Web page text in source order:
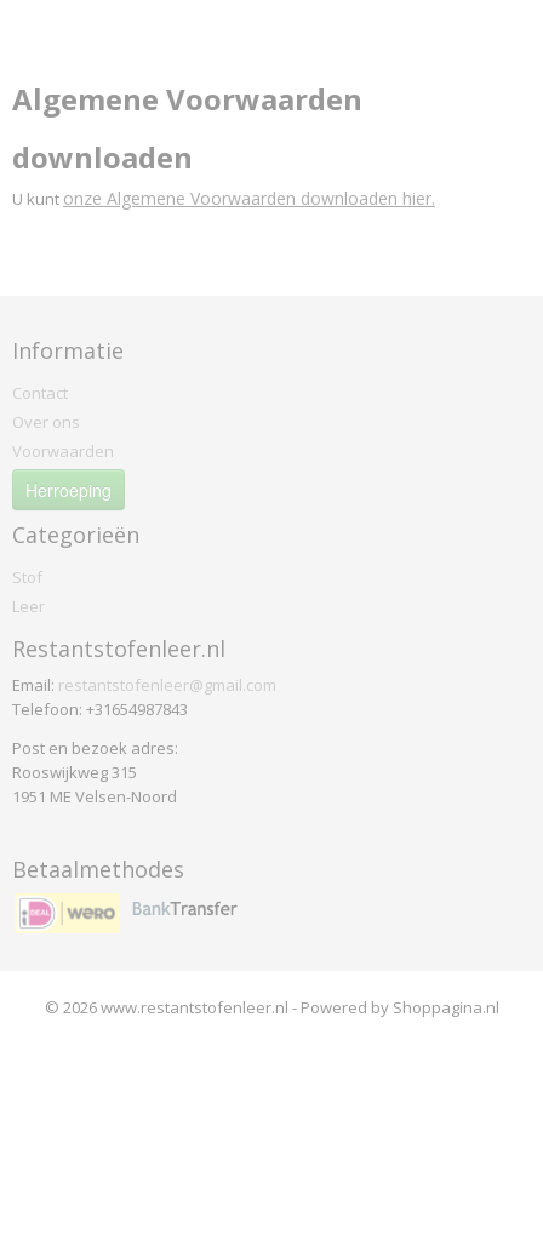
Algemene Voorwaarden
downloaden
U kunt onze Algemene Voorwaarden downloaden hier.
Informatie
Contact
Over ons
Voorwaarden
Herroeping
Categorieën
Stof
Leer
Restantstofenleer.nl
Email: restantstofenleer@gmail.com
Telefoon: +31654987843
Post en bezoek adres:
Rooswijkweg 315
1951 ME Velsen-Noord
Betaalmethodes
© 2026 www.restantstofenleer.nl - Powered by Shoppagina.nl